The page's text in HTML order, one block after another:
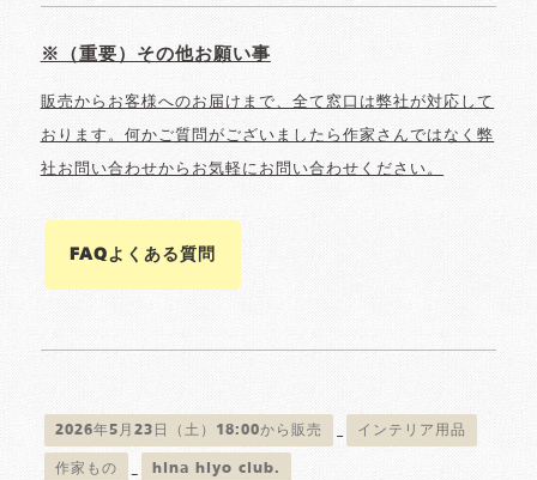
※（重要）その他お願い事
販売からお客様へのお届けまで、全て窓口は弊社が対応して
おります。何かご質問がございましたら作家さんではなく弊
社お問い合わせからお気軽にお問い合わせください。
FAQよくある質問
2026年5月23日（土）18:00から販売 インテリア用品
作家もの hina hiyo club.